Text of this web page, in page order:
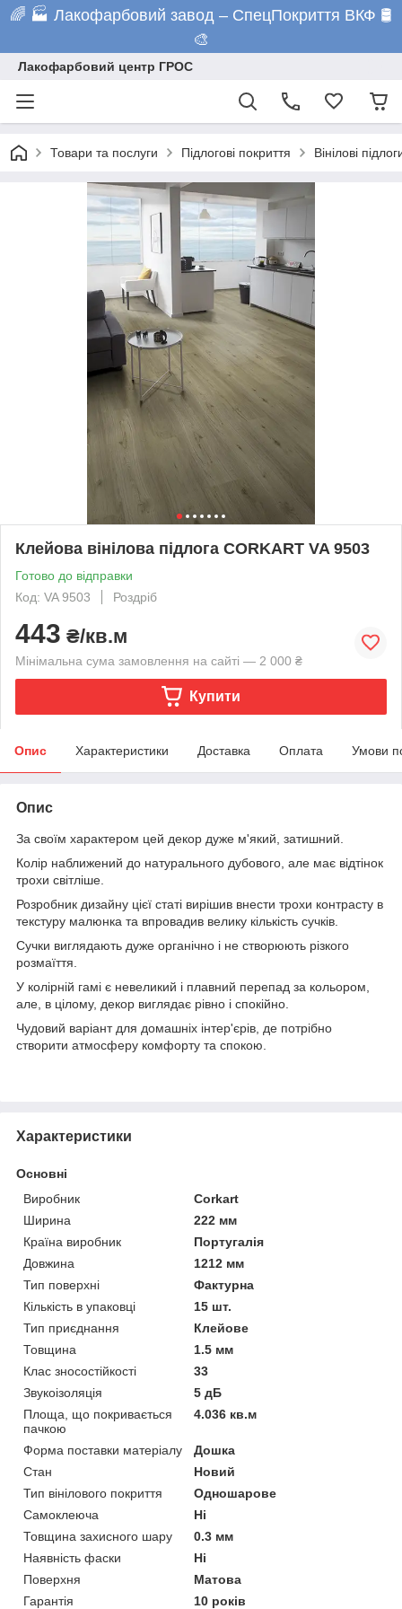
🌈 🏭 Лакофарбовий завод – СпецПокриття ВКФ 🛢️
🎨
Лакофарбовий центр ГРОС
Товари та послуги Підлогові покриття Вінілові
Клейова вінілова підлога CORKART VA 9503
Готово до відправки
Код: VA 9503
Роздріб
443 ₴/кв.м
Мінімальна сума замовлення на сайті — 2 000 ₴
Купити
Опис Характеристики Доставка Оплата Умови
Опис
За своїм характером цей декор дуже м'який, затишний.
Колір наближений до натурального дубового, але має відтінок
трохи світліше.
Розробник дизайну цієї статі вирішив внести трохи контрасту в
текстуру малюнка та впровадив велику кількість сучків.
Сучки виглядають дуже органічно і не створюють різкого
розмаїття.
У колірній гамі є невеликий і плавний перепад за кольором,
але, в цілому, декор виглядає рівно і спокійно.
Чудовий варіант для домашніх інтер'єрів, де потрібно
створити атмосферу комфорту та спокою.
Характеристики
Основні
Виробник
Corkart
Ширина
222 мм
Країна виробник
Португалія
Довжина
1212 мм
Тип поверхні
Фактурна
Кількість в упаковці
15 шт.
Тип приєднання
Клейове
Товщина
1.5 мм
Клас зносостійкості
33
Звукоізоляція
5 дБ
Площа, що покривається
пачкою
4.036 кв.м
Форма поставки матеріалу
Дошка
Стан
Новий
Тип вінілового покриття
Одношарове
Самоклеюча
Ні
Товщина захисного шару
0.3 мм
Наявність фаски
Ні
Поверхня
Матова
Гарантія
10 років